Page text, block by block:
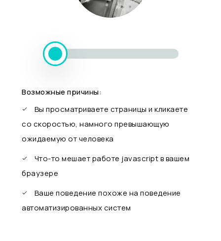
Возможные причины:
Вы просматриваете страницы и кликаете
со скоростью, намного превышающую
ожидаемую от человека
Что-то мешает работе javascript в вашем
браузере
Ваше поведение похоже на поведение
автоматизированных систем